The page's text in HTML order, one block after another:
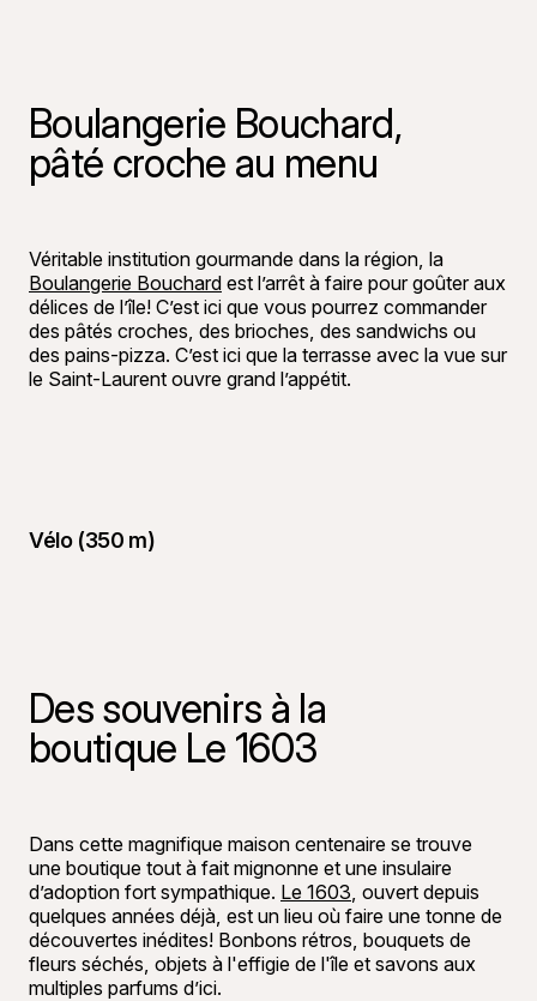
Boulangerie Bouchard,
pâté croche au menu
Véritable institution gourmande dans la région, la
Boulangerie Bouchard est l’arrêt à faire pour goûter aux
délices de l’île! C’est ici que vous pourrez commander
des pâtés croches, des brioches, des sandwichs ou
des pains-pizza. C’est ici que la terrasse avec la vue sur
le Saint-Laurent ouvre grand l’appétit.
Vélo (350 m)
Des souvenirs à la
boutique Le 1603
Dans cette magnifique maison centenaire se trouve
une boutique tout à fait mignonne et une insulaire
d’adoption fort sympathique. Le 1603, ouvert depuis
quelques années déjà, est un lieu où faire une tonne de
découvertes inédites! Bonbons rétros, bouquets de
fleurs séchés, objets à l'effigie de l'île et savons aux
multiples parfums d’ici.